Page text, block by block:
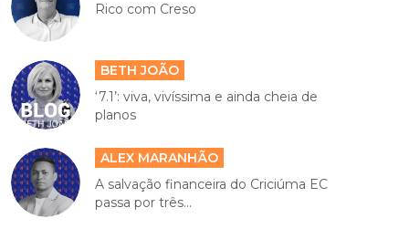
Rico com Creso
BETH JOÃO
‘7.1’: viva, vivíssima e ainda cheia de
planos
ALEX MARANHÃO
A salvação financeira do Criciúma EC
passa por três...